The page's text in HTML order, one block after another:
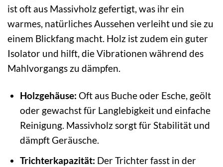
ist oft aus Massivholz gefertigt, was ihr ein
warmes, natürliches Aussehen verleiht und sie zu
einem Blickfang macht. Holz ist zudem ein guter
Isolator und hilft, die Vibrationen während des
Mahlvorgangs zu dämpfen.
Holzgehäuse: Oft aus Buche oder Esche, geölt
oder gewachst für Langlebigkeit und einfache
Reinigung. Massivholz sorgt für Stabilität und
dämpft Geräusche.
Trichterkapazität: Der Trichter fasst in der